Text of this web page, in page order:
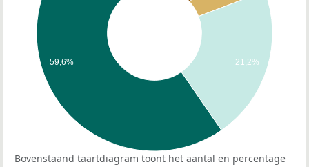
21,2%
59,6%
Bovenstaand taartdiagram toont het aantal en percentage